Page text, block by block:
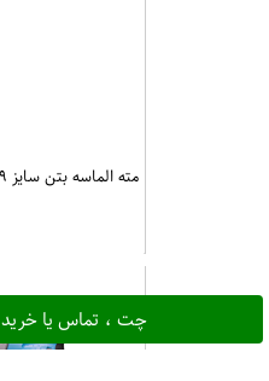
چت ، تماس یا خرید
مته الماسه بتن سایز ۹ میلی متر میلواکی